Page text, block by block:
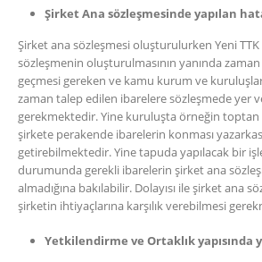
Şirket Ana sözleşmesinde yapılan
Şirket ana sözleşmesi oluşturulurken Yeni TTK
sözleşmenin oluşturulmasının yanında
geçmesi gereken ve kamu kurum ve
zaman talep edilen ibarelere sözleşmede yer
gerekmektedir. Yine kuruluşta örneğin
şirkete perakende ibarelerin konması
getirebilmektedir. Yine tapuda yapılacak bir
durumunda gerekli ibarelerin şirket ana
almadığına bakılabilir. Dolayısı ile şirket ana
şirketin ihtiyaçlarına karşılık verebilmesi
Yetkilendirme ve Ortaklık yapısında